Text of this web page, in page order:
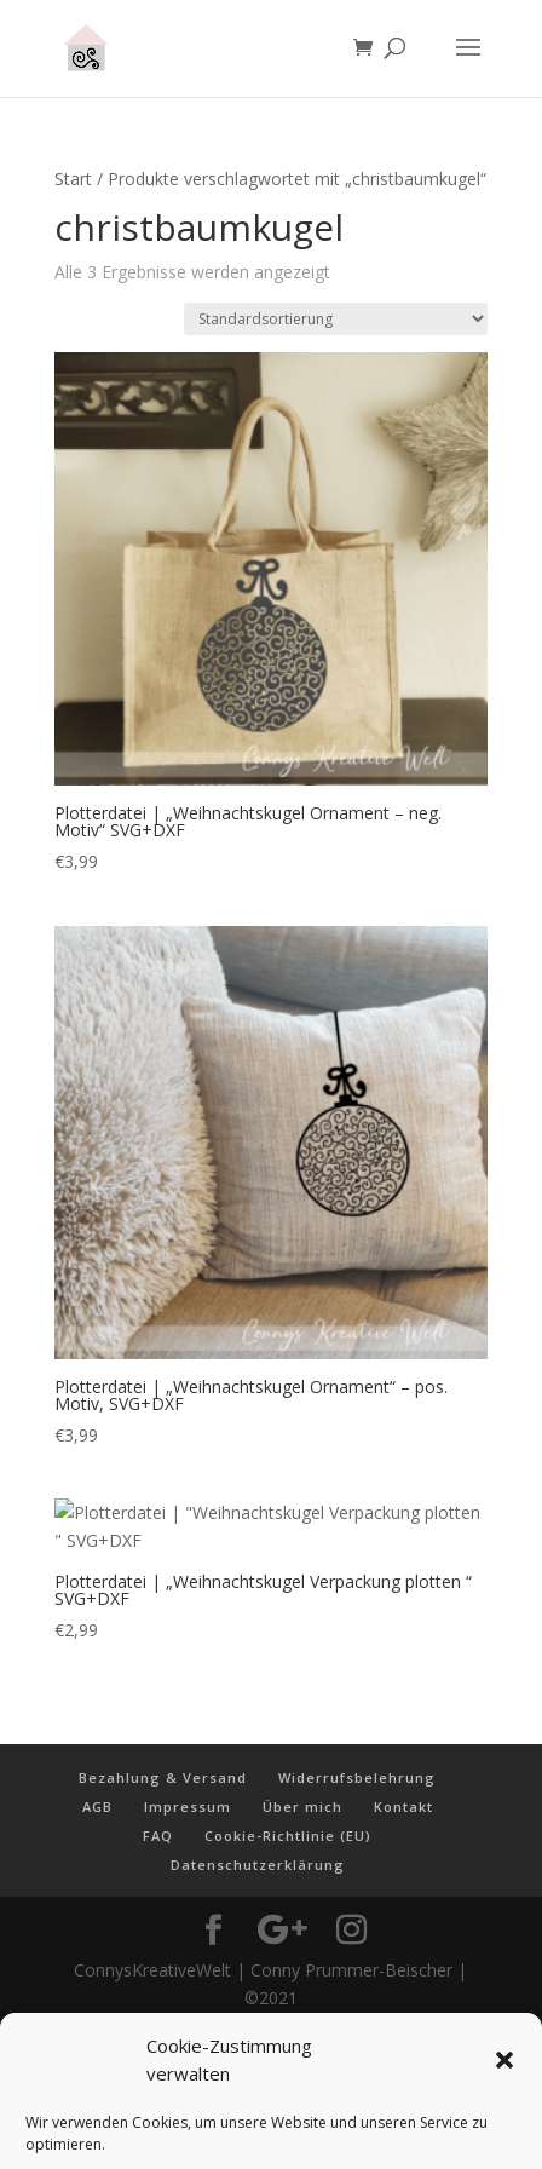
Cookie-Zustimmung
verwalten
Wir verwenden Cookies, um unsere Website und unseren Service zu
optimieren.
Start/ Produkte verschlagwortet mit „christbaumkugel“
christbaumkugel
Alle 3 Ergebnisse werden angezeigt
Plotterdatei | „Weihnachtskugel Ornament – neg.
Motiv“ SVG+DXF
€3,99
Plotterdatei | „Weihnachtskugel Ornament“ – pos.
Motiv, SVG+DXF
€3,99
Plotterdatei | „Weihnachtskugel Verpackung plotten “
SVG+DXF
€2,99
Bezahlung & Versand
Widerrufsbelehrung
AGB
Impressum Über mich
Kontakt
FAQ
Cookie-Richtlinie (EU)
Datenschutzerklärung
ConnysKreativeWelt | Conny Prummer-Beischer |
©2021